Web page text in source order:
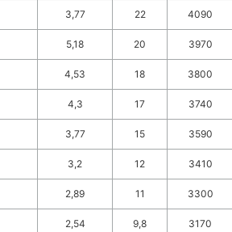
3,77 22 4090
5,18 20 3970
4,53 18 3800
4,3 17 3740
3,77 15 3590
3,2 12 3410
2,89 11 3300
2,54 9,8 3170